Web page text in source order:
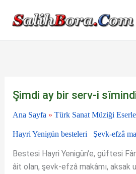
Şimdi ay bir serv-i
Ana Sayfa » Türk Sanat Müziği
Hayri Yenigün besteleri Şevk-efzâ
Bestesi Hayri Yenigün'e, güftesi
âit olan, şevk-efzâ makâmı, aksak